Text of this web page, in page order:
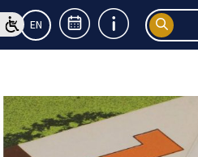
EN